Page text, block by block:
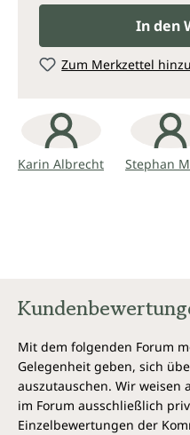
In den
Zum Merkzettel
Karin Albrecht Stephan
Mit dem folgenden Forum
Gelegenheit geben, sich
auszutauschen. Wir weisen
im Forum ausschließlich
Einzelbewertungen der